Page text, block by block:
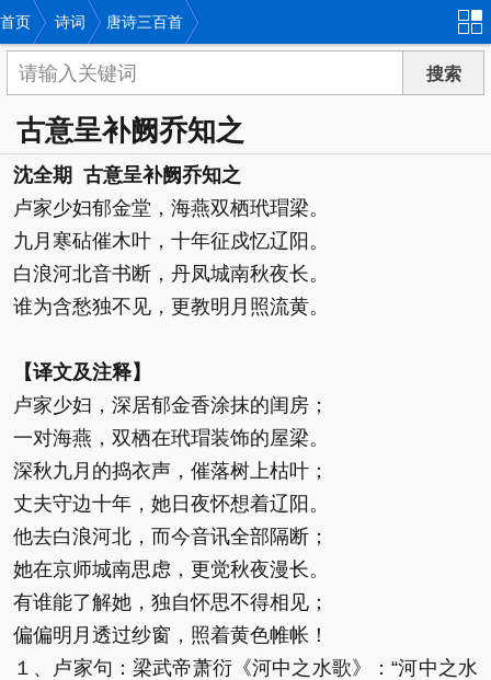
首页 诗词 唐诗三百首
古意呈补阙乔知之
沈全期 古意呈补阙乔知之
卢家少妇郁金堂，海燕双栖玳瑁梁。
九月寒砧催木叶，十年征戍忆辽阳。
白浪河北音书断，丹凤城南秋夜长。
谁为含愁独不见，更教明月照流黄。
【译文及注释】
卢家少妇，深居郁金香涂抹的闺房；
一对海燕，双栖在玳瑁装饰的屋梁。
深秋九月的捣衣声，催落树上枯叶；
丈夫守边十年，她日夜怀想着辽阳。
他去白浪河北，而今音讯全部隔断；
她在京师城南思虑，更觉秋夜漫长。
有谁能了解她，独自怀思不得相见；
偏偏明月透过纱窗，照着黄色帷帐！
１、卢家句：梁武帝萧衍《河中之水歌》：“河中之水